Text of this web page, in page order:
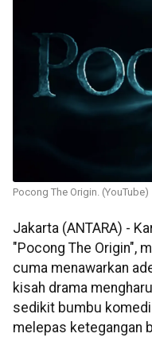
Pocong The Origin. (YouTube)
Jakarta (ANTARA) -
"Pocong The Origin",
cuma menawarkan
kisah drama
sedikit bumbu
melepas ketegangan